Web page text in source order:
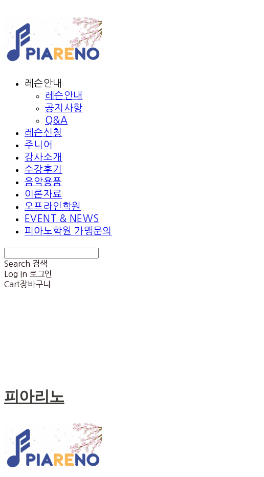
레슨안내
레슨안내
공지사항
Q&A
레슨신청
주니어
강사소개
수강후기
음악용품
이론자료
오프라인학원
EVENT & NEWS
피아노학원 가맹문의
Search 검색
Log In 로그인
Cart장바구니
피아리노